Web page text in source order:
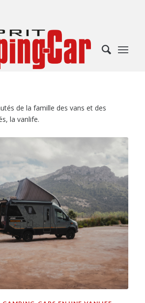
de la famille des vans et des
la vanlife.